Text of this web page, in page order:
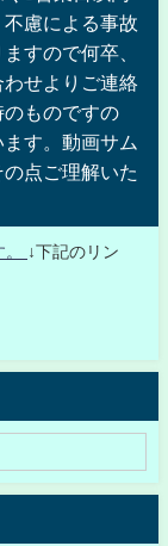
慮による事故
すので何卒、
せよりご連絡
ものですの
す。動画サム
点ご理解いた
。
↓下記のリン